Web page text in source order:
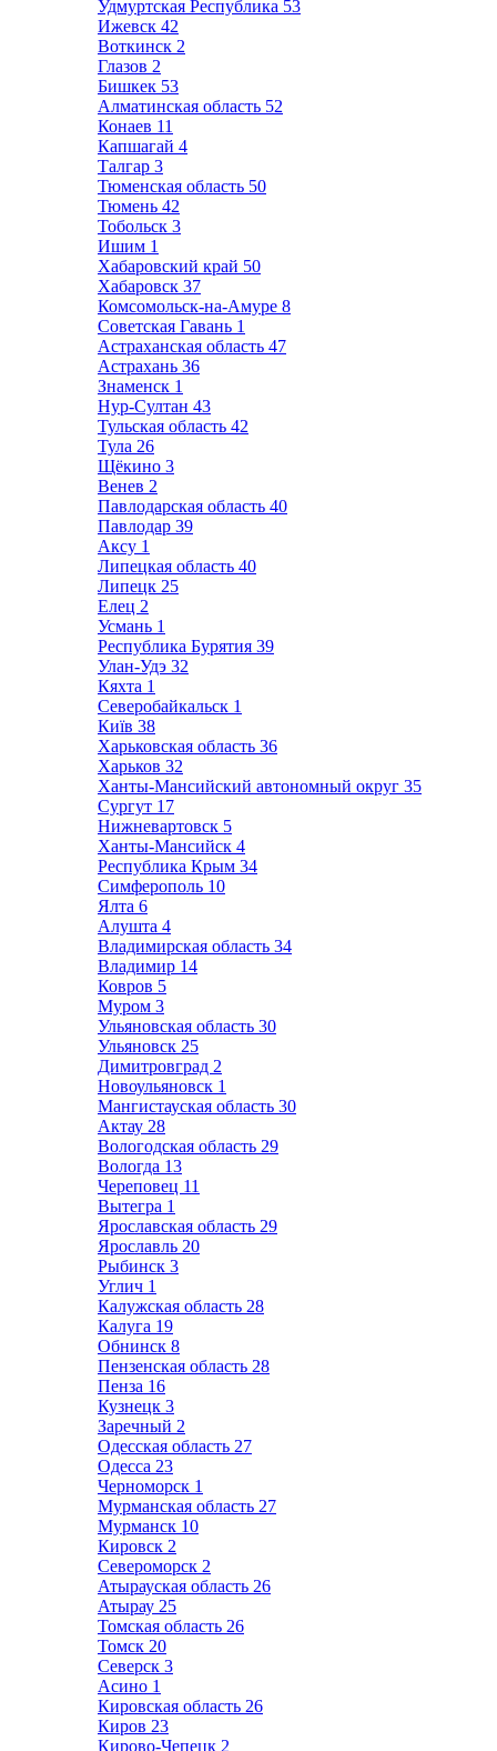
Удмуртская Республика 53
Ижевск 42
Воткинск 2
Глазов 2
Бишкек 53
Алматинская область 52
Конаев 11
Капшагай 4
Талгар 3
Тюменская область 50
Тюмень 42
Тобольск 3
Ишим 1
Хабаровский край 50
Хабаровск 37
Комсомольск-на-Амуре 8
Советская Гавань 1
Астраханская область 47
Астрахань 36
Знаменск 1
Нур-Султан 43
Тульская область 42
Тула 26
Щёкино 3
Венев 2
Павлодарская область 40
Павлодар 39
Аксу 1
Липецкая область 40
Липецк 25
Елец 2
Усмань 1
Республика Бурятия 39
Улан-Удэ 32
Кяхта 1
Северобайкальск 1
Київ 38
Харьковская область 36
Харьков 32
Ханты-Мансийский автономный округ 35
Сургут 17
Нижневартовск 5
Ханты-Мансийск 4
Республика Крым 34
Симферополь 10
Ялта 6
Алушта 4
Владимирская область 34
Владимир 14
Ковров 5
Муром 3
Ульяновская область 30
Ульяновск 25
Димитровград 2
Новоульяновск 1
Мангистауская область 30
Актау 28
Вологодская область 29
Вологда 13
Череповец 11
Вытегра 1
Ярославская область 29
Ярославль 20
Рыбинск 3
Углич 1
Калужская область 28
Калуга 19
Обнинск 8
Пензенская область 28
Пенза 16
Кузнецк 3
Заречный 2
Одесская область 27
Одесса 23
Черноморск 1
Мурманская область 27
Мурманск 10
Кировск 2
Североморск 2
Атырауская область 26
Атырау 25
Томская область 26
Томск 20
Северск 3
Асино 1
Кировская область 26
Киров 23
Кирово-Чепецк 2